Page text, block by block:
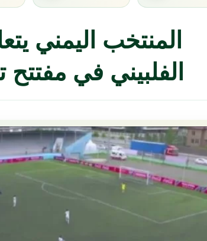
المنتخب اليمني
الفلبيني في مفتتح